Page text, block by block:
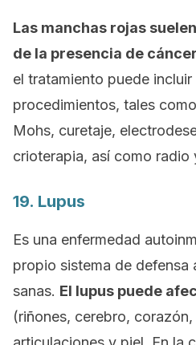
Las manchas rojas
de la presencia de
el tratamiento puede
procedimientos, tales
Mohs, curetaje,
crioterapia, así como radio
19. Lupus
Es una enfermedad
propio sistema de defensa
sanas. El lupus puede
(riñones, cerebro,